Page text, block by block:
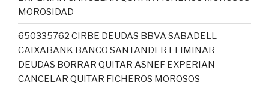
MOROSIDAD
650335762 CIRBE DEUDAS BBVA SABADELL
CAIXABANK BANCO SANTANDER ELIMINAR
DEUDAS BORRAR QUITAR ASNEF EXPERIAN
CANCELAR QUITAR FICHEROS MOROSOS